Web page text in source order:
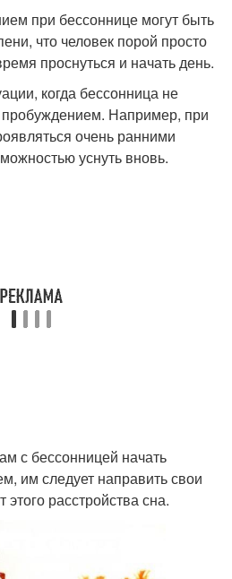
при бессоннице могут быть
что человек порой просто
проснуться и начать день.
когда бессонница не
Например, при
очень ранними
уснуть вновь.
с бессонницей начать
им следует направить свои
расстройства сна.